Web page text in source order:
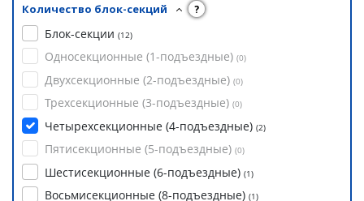
Количество блок-секций ?
Блок-секции (12)
Односекционные (1-подъездные) (0)
Двухсекционные (2-подъездные) (0)
Трехсекционные (3-подъездные) (0)
Четырехсекционные (4-подъездные) (2)
Пятисекционные (5-подъездные) (0)
Шестисекционные (6-подъездные) (1)
Восьмисекционные (8-подъездные) (1)